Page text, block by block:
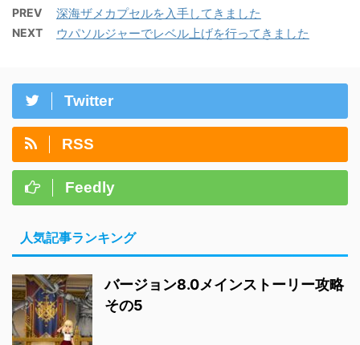
PREV 深海ザメカプセルを入手してきました
NEXT ウパソルジャーでレベル上げを行ってきました
Twitter
RSS
Feedly
人気記事ランキング
バージョン8.0メインストーリー攻略
その5